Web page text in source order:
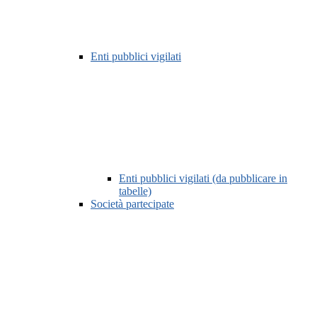
Enti pubblici vigilati
Enti pubblici vigilati (da pubblicare in
tabelle)
Società partecipate